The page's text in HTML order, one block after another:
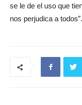
se le de el uso que
nos perjudica a todos”.